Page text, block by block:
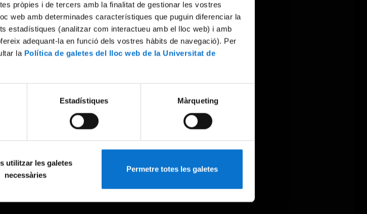
pròpies i de tercers amb la finalitat de gestionar les vostres
web amb determinades característiques que puguin diferenciar la
estadístiques (analitzar com interactueu amb el lloc web) i amb
adequant-la en funció dels vostres hàbits de navegació). Per
la Política de galetes del lloc web de la Universitat de
Estadístiques Màrqueting
utilitzar les galetes
necessàries
Permetre totes les galetes